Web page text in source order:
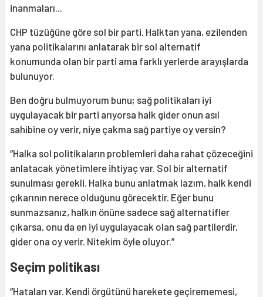
inanmaları...
CHP tüzüğüne göre sol bir parti. Halktan yana, ezilenden
yana politikalarını anlatarak bir sol alternatif
konumunda olan bir parti ama farklı yerlerde arayışlarda
bulunuyor.
Ben doğru bulmuyorum bunu; sağ politikaları iyi
uygulayacak bir parti arıyorsa halk gider onun asıl
sahibine oy verir, niye çakma sağ partiye oy versin?
“Halka sol politikaların problemleri daha rahat çözeceğini
anlatacak yönetimlere ihtiyaç var. Sol bir alternatif
sunulması gerekli. Halka bunu anlatmak lazım, halk kendi
çıkarının nerece olduğunu görecektir. Eğer bunu
sunmazsanız, halkın önüne sadece sağ alternatifler
çıkarsa, onu da en iyi uygulayacak olan sağ partilerdir,
gider ona oy verir. Nitekim öyle oluyor.”
Seçim politikası
“Hataları var. Kendi örgütünü harekete geçirememesi,